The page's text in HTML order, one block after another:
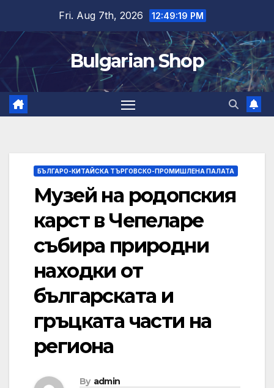
content
Fri. Aug 7th, 2026 12:49:20 PM
Bulgarian Shop
БЪЛГАРО-КИТАЙСКА ТЪРГОВСКО-ПРОМИШЛЕНА ПАЛАТА
Музей на родопския
карст в Чепеларе
събира природни
находки от
българската и
гръцката части на
региона
By admin